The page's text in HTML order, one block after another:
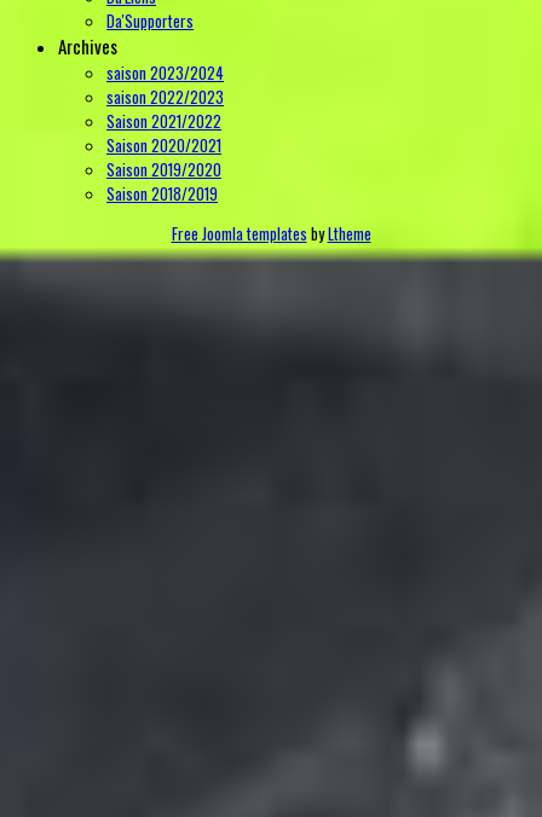
Da'Supporters
Archives
saison 2023/2024
saison 2022/2023
Saison 2021/2022
Saison 2020/2021
Saison 2019/2020
Saison 2018/2019
Free Joomla templates byLtheme